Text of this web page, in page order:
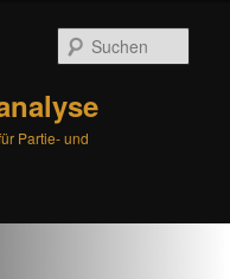
Partie- und